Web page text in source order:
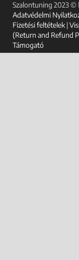
Szalontuning 2023
Adatvédelmi
Fizetési feltételek |
(Return and Refund
Támogató